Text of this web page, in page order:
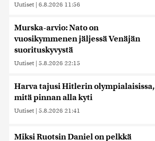
Uutiset | 6.8.2026 11:56
Murska-arvio: Nato on
vuosikymmenen jäljessä Venäjän
suorituskyvystä
Uutiset | 5.8.2026 22:15
Harva tajusi Hitlerin olympialaisissa,
mitä pinnan alla kyti
Uutiset | 5.8.2026 21:41
Miksi Ruotsin Daniel on pelkkä